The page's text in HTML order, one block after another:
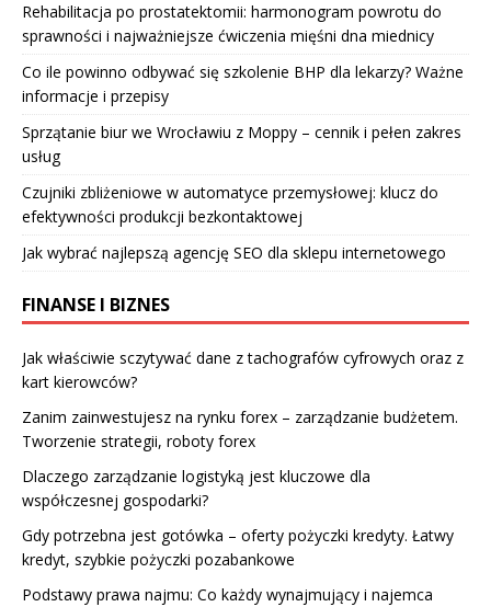
Rehabilitacja po prostatektomii: harmonogram powrotu do
sprawności i najważniejsze ćwiczenia mięśni dna miednicy
Co ile powinno odbywać się szkolenie BHP dla lekarzy? Ważne
informacje i przepisy
Sprzątanie biur we Wrocławiu z Moppy – cennik i pełen zakres
usług
Czujniki zbliżeniowe w automatyce przemysłowej: klucz do
efektywności produkcji bezkontaktowej
Jak wybrać najlepszą agencję SEO dla sklepu internetowego
FINANSE I BIZNES
Jak właściwie sczytywać dane z tachografów cyfrowych oraz z
kart kierowców?
Zanim zainwestujesz na rynku forex – zarządzanie budżetem.
Tworzenie strategii, roboty forex
Dlaczego zarządzanie logistyką jest kluczowe dla
współczesnej gospodarki?
Gdy potrzebna jest gotówka – oferty pożyczki kredyty. Łatwy
kredyt, szybkie pożyczki pozabankowe
Podstawy prawa najmu: Co każdy wynajmujący i najemca